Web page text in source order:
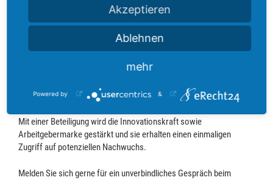
Landrat Dr. Bläse statt! Bei diesem
innovativen Veranstaltungsformat erarbeiten interdisziplinäre
Teams innerhalb kürzester Zeit Lösungen für zuvor definierte
Probleme und entwickeln Prototypen. Werden Sie Challengegeber
digitale Talente und Young Professionals. Für die teilnehmenden
gewähren sie jungen Menschen Einblicke in das Unternehmen und
Mit einer Beteiligung wird die Innovationskraft sowie
Arbeitgebermarke gestärkt und sie erhalten einen einmaligen
Zugriff auf potenziellen Nachwuchs.
Melden Sie sich gerne für ein unverbindliches Gespräch beim
Akzeptieren
Ablehnen
mehr
Powered by &